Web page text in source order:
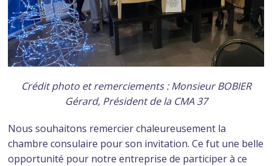
Crédit photo et remerciements : Monsieur BOBIER
Gérard, Président de la CMA 37
Nous souhaitons remercier chaleureusement la
chambre consulaire pour son invitation.Ce fut une belle
opportunité pour notre entreprise de participer à ce